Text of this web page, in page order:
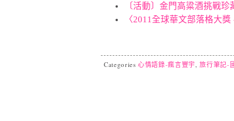
〔活動〕金門高粱酒挑戰
〈2011全球華文部落格大
Categories心情語錄-瘋言豐宇,旅行筆記-